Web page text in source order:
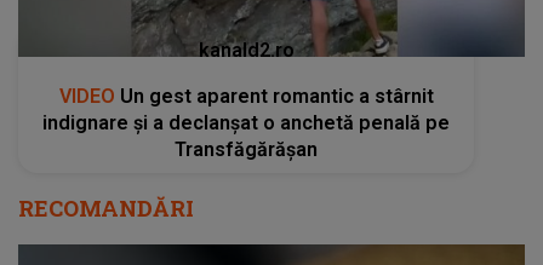
kanald2.ro
VIDEO Un gest aparent romantic a stârnit
indignare și a declanșat o anchetă penală pe
Transfăgărășan
RECOMANDĂRI